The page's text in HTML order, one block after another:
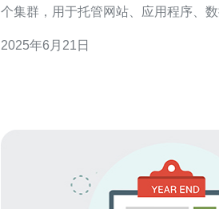
个集群，用于托管网站、应用程序、
以及更好的数据安全性。 韩国服务器站群在全球化业务中
2025年6月21日